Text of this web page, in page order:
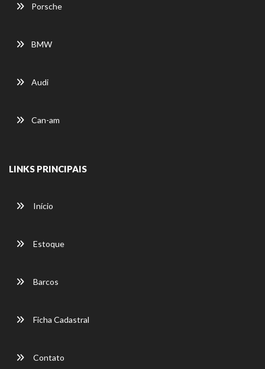
Porsche
BMW
Audi
Can-am
LINKS PRINCIPAIS
Início
Estoque
Barcos
Ficha Cadastral
Contato